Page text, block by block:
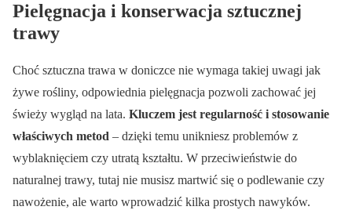
Pielęgnacja i konserwacja sztucznej
trawy
Choć sztuczna trawa w doniczce nie wymaga takiej uwagi jak
żywe rośliny, odpowiednia pielęgnacja pozwoli zachować jej
świeży wygląd na lata. Kluczem jest regularność i stosowanie
właściwych metod – dzięki temu unikniesz problemów z
wyblaknięciem czy utratą kształtu. W przeciwieństwie do
naturalnej trawy, tutaj nie musisz martwić się o podlewanie czy
nawożenie, ale warto wprowadzić kilka prostych nawyków.